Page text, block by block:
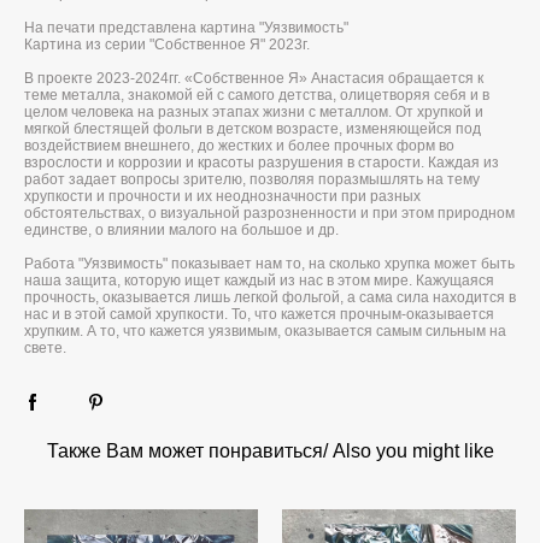
На печати представлена картина "Уязвимость"
Картина из серии "Собственное Я" 2023г.
В проекте 2023-2024гг. «Собственное Я» Анастасия обращается к
теме металла, знакомой ей с самого детства, олицетворяя себя и в
целом человека на разных этапах жизни с металлом. От хрупкой и
мягкой блестящей фольги в детском возрасте, изменяющейся под
воздействием внешнего, до жестких и более прочных форм во
взрослости и коррозии и красоты разрушения в старости. Каждая из
работ задает вопросы зрителю, позволяя поразмышлять на тему
хрупкости и прочности и их неоднозначности при разных
обстоятельствах, о визуальной разрозненности и при этом природном
единстве, о влиянии малого на большое и др.
Работа "Уязвимость" показывает нам то, на сколько хрупка может быть
наша защита, которую ищет каждый из нас в этом мире. Кажущаяся
прочность, оказывается лишь легкой фольгой, а сама сила находится в
нас и в этой самой хрупкости. То, что кажется прочным-оказывается
хрупким. А то, что кажется уязвимым, оказывается самым сильным на
свете.
Также Вам может понравиться/ Also you might like